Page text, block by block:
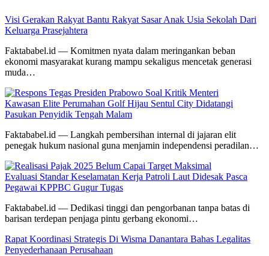
Visi Gerakan Rakyat Bantu Rakyat Sasar Anak Usia Sekolah Dari
Keluarga Prasejahtera
Faktababel.id — Komitmen nyata dalam meringankan beban
ekonomi masyarakat kurang mampu sekaligus mencetak generasi
muda…
Kawasan Elite Perumahan Golf Hijau Sentul City Didatangi
Pasukan Penyidik Tengah Malam
Faktababel.id — Langkah pembersihan internal di jajaran elit
penegak hukum nasional guna menjamin independensi peradilan…
Evaluasi Standar Keselamatan Kerja Patroli Laut Didesak Pasca
Pegawai KPPBC Gugur Tugas
Faktababel.id — Dedikasi tinggi dan pengorbanan tanpa batas di
barisan terdepan penjaga pintu gerbang ekonomi…
Rapat Koordinasi Strategis Di Wisma Danantara Bahas Legalitas
Penyederhanaan Perusahaan